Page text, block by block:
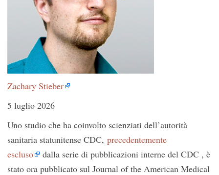
Zachary Stieber
5 luglio 2026
Uno studio che ha coinvolto scienziati dell’autorità
sanitaria statunitense CDC, precedentemente
escluso
dalla serie di pubblicazioni interne del CDC , è
stato ora pubblicato sul Journal of the American Medical